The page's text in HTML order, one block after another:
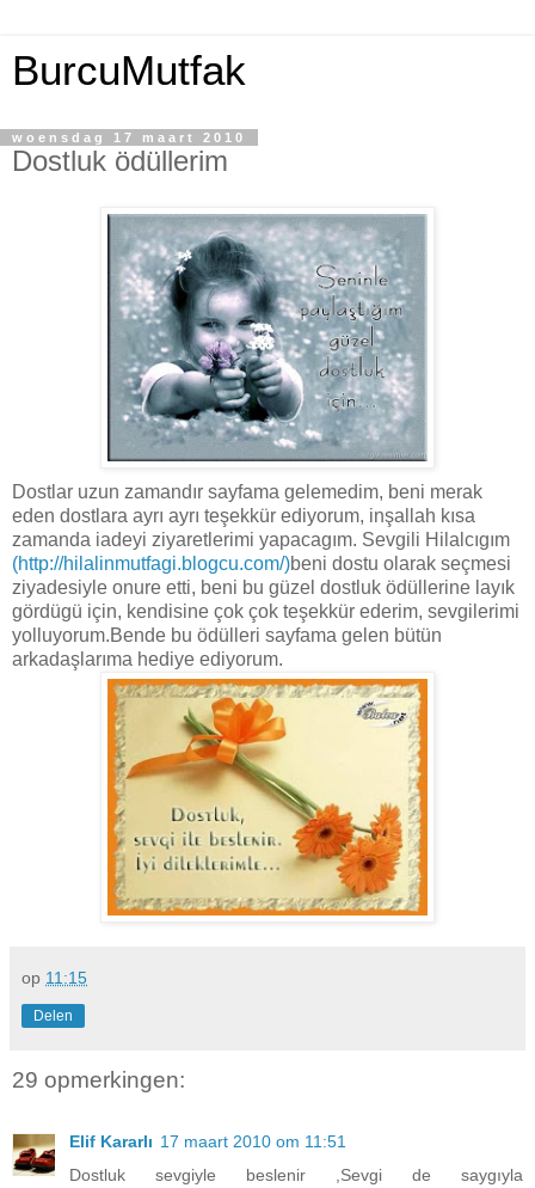
BurcuMutfak
woensdag 17 maart 2010
Dostluk ödüllerim
Dostlar uzun zamandır sayfama gelemedim, beni merak
eden dostlara ayrı ayrı teşekkür ediyorum, inşallah kısa
zamanda iadeyi ziyaretlerimi yapacagım. Sevgili Hilalcıgım
(http://hilalinmutfagi.blogcu.com/)beni dostu olarak seçmesi
ziyadesiyle onure etti, beni bu güzel dostluk ödüllerine layık
gördügü için, kendisine çok çok teşekkür ederim, sevgilerimi
yolluyorum.Bende bu ödülleri sayfama gelen bütün
arkadaşlarıma hediye ediyorum.
op 11:15
Delen
29 opmerkingen:
Elif Kararlı 17 maart 2010 om 11:51
Dostluk sevgiyle beslenir ,Sevgi de saygıyla